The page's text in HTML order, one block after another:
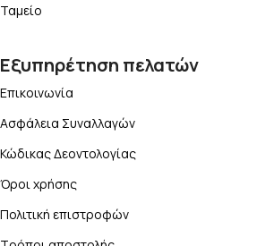
Ταμείο
Εξυπηρέτηση πελατών
Επικοινωνία
Ασφάλεια Συναλλαγών
Κώδικας Δεοντολογίας
Όροι χρήσης
Πολιτική επιστροφών